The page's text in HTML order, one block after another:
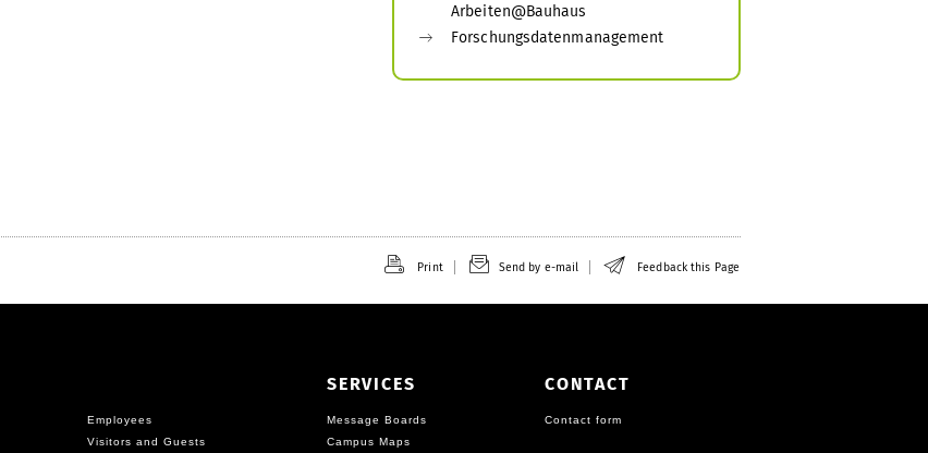
Arbeiten@Bauhaus
Forschungsdatenmanagement
Print Send by e-mail Feedback this Page
Employees
Visitors and Guests
SERVICES
Message Boards
Campus Maps
CONTACT
Contact form